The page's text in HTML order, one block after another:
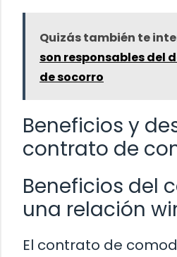
Quizás también te
son responsables del
de socorro
Beneficios y
contrato de
Beneficios del
una relación
El contrato de